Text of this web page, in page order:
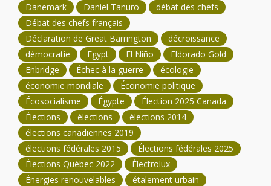
Danemark
Daniel Tanuro
débat des chefs
Débat des chefs français
Déclaration de Great Barrington
décroissance
démocratie
Egypt El Niño
Eldorado Gold
Enbridge
Échec à la guerre
écologie
économie mondiale
Économie politique
Écosocialisme
Égypte
Élection 2025 Canada
Élections
élections
élections 2014
élections canadiennes 2019
élections fédérales 2015
Élections fédérales 2025
Élections Québec 2022
Électrolux
Énergies renouvelables
étalement urbain